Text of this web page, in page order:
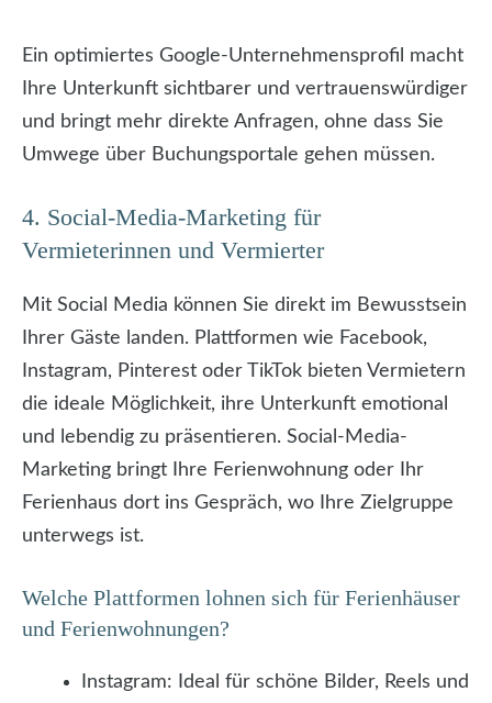
Ein optimiertes Google-Unternehmensprofil macht
Ihre Unterkunft sichtbarer und vertrauenswürdiger
und bringt mehr direkte Anfragen, ohne dass Sie
Umwege über Buchungsportale gehen müssen.
4. Social-Media-Marketing für
Vermieterinnen und Vermierter
Mit Social Media können Sie direkt im Bewusstsein
Ihrer Gäste landen. Plattformen wie Facebook,
Instagram, Pinterest oder TikTok bieten Vermietern
die ideale Möglichkeit, ihre Unterkunft emotional
und lebendig zu präsentieren. Social-Media-
Marketing bringt Ihre Ferienwohnung oder Ihr
Ferienhaus dort ins Gespräch, wo Ihre Zielgruppe
unterwegs ist.
Welche Plattformen lohnen sich für Ferienhäuser
und Ferienwohnungen?
Instagram: Ideal für schöne Bilder, Reels und